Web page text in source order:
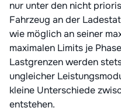
nur unter den nicht
Fahrzeug an der
wie möglich an seiner
maximalen Limits je
Lastgrenzen werden
ungleicher
kleine Unterschiede
entstehen.